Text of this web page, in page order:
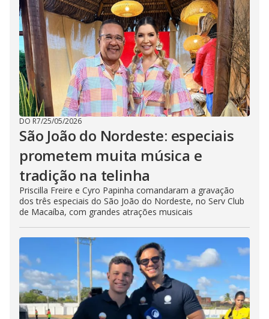
DO R7/25/05/2026
São João do Nordeste: especiais
prometem muita música e
tradição na telinha
Priscilla Freire e Cyro Papinha comandaram a gravação
dos três especiais do São João do Nordeste, no Serv Club
de Macaíba, com grandes atrações musicais